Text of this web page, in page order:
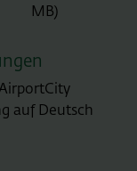
MB)
auf Deutsch